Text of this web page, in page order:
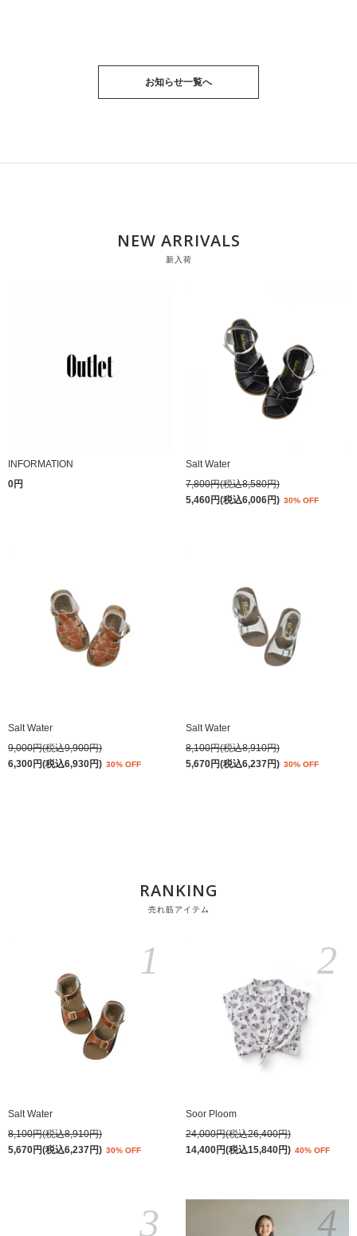
お知らせ一覧へ
NEW ARRIVALS
新入荷
INFORMATION
0円
Salt Water
7,800円(税込8,580円)
5,460円(税込6,006円) 30% OFF
Salt Water
9,000円(税込9,900円)
6,300円(税込6,930円) 30% OFF
Salt Water
8,100円(税込8,910円)
5,670円(税込6,237円) 30% OFF
RANKING
売れ筋アイテム
Salt Water
8,100円(税込8,910円)
5,670円(税込6,237円) 30% OFF
1
Soor Ploom
24,000円(税込26,400円)
14,400円(税込15,840円) 40% OFF
2
3 4